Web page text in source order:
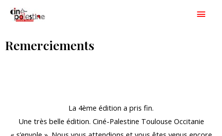
Aller
Remerciements
La 4ème édition a pris fin.
Une très belle édition. Ciné-Palestine Toulouse Occitanie